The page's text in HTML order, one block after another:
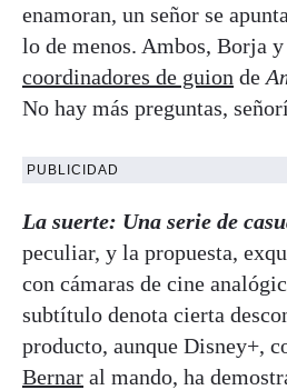
enamoran, un señor se
lo de menos. Ambos, Borja
coordinadores de guion de
No hay más preguntas,
PUBLICIDAD
La suerte: Una serie de
peculiar, y la propuesta,
con cámaras de cine
subtítulo denota cierta
producto, aunque Disney+,
Bernar al mando, ha